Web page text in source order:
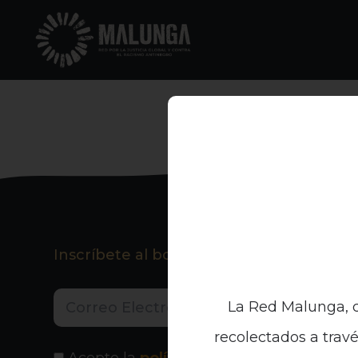
Inscríbete al boletín informativo
La Red Malunga,
recolectados a